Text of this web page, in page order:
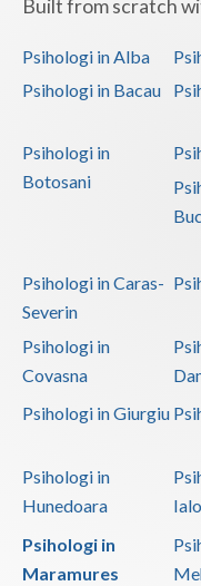
Built from scratch
Psihologi in Alba
Psihologi in Bacau
Psihologi in
Botosani
Psihologi in Caras-
Severin
Psihologi in
Covasna
Psihologi in Giurgiu
Psihologi in
Hunedoara
Psihologi in
Maramures